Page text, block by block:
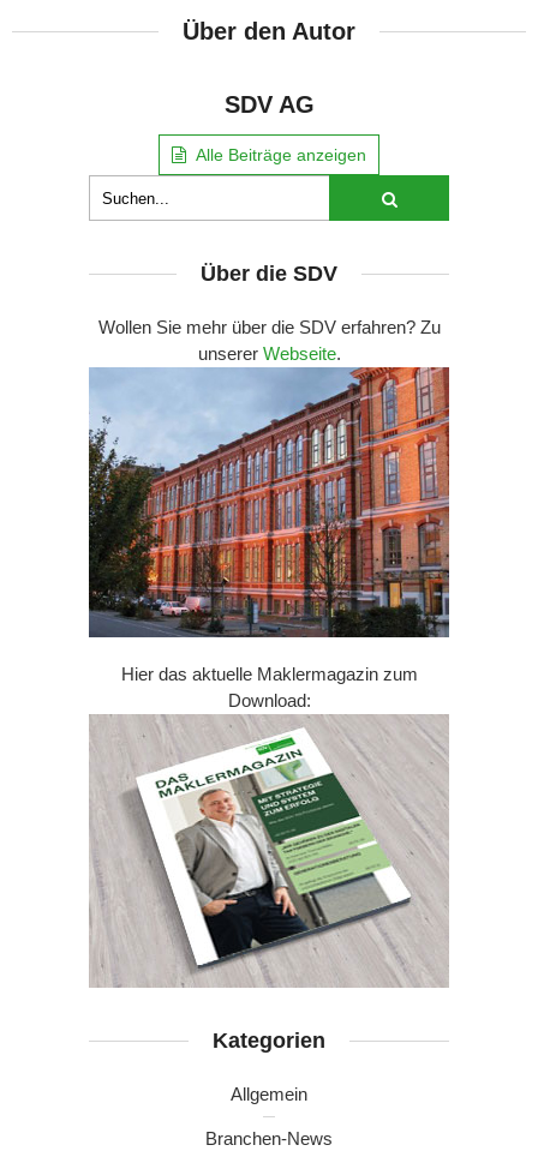
Über den Autor
SDV AG
Alle Beiträge anzeigen
Über die SDV
Wollen Sie mehr über die SDV erfahren? Zu
unserer Webseite.
Hier das aktuelle Maklermagazin zum
Download:
Kategorien
Allgemein
Branchen-News